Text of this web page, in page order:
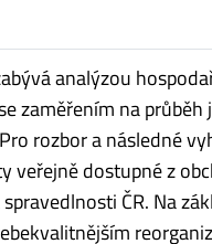
analýzou
zaměřením na průběh
rozbor a následné
veřejně dostupné z
ČR. Na